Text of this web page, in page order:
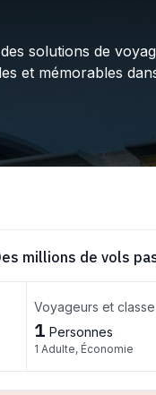
solutions de
et mémorables
millions de vols
Voyageurs et
1 Personnes
1 Adulte, Économie